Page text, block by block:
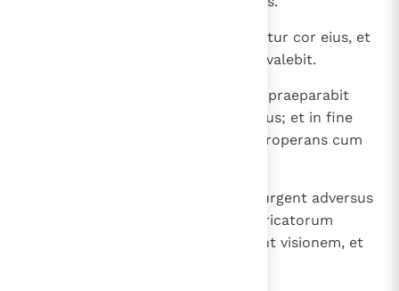
Et tolletur multitudo, et exaltabitur cor eius, et
deiciet multa milia, sed non praevalebit.
Revertetur enim rex aquilonis et praeparabit
multitudinem maiorem quam prius; et in fine
temporum annorumque veniet properans cum
Et in temporibus illis multi consurgent adversus
regem austri, filii quoque praevaricatorum
populi tui extollentur, ut impleant visionem, et